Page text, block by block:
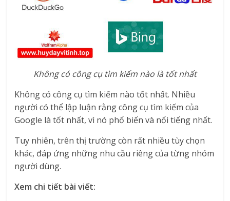
Không có công cụ tìm kiếm nào là tốt nhất
Không có công cụ tìm kiếm nào tốt nhất. Nhiều
người có thể lập luận rằng công cụ tìm kiếm của
Google là tốt nhất, vì nó phổ biến và nổi tiếng nhất.
Tuy nhiên, trên thị trường còn rất nhiều tùy chọn
khác, đáp ứng những nhu cầu riêng của từng nhóm
người dùng.
Xem chi tiết bài viết: